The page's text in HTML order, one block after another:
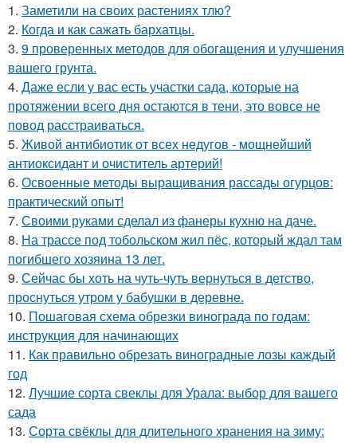
1. Заметили на своих растениях тлю?
2. Когда и как сажать бархатцы.
3. 9 проверенных методов для обогащения и улучшения
вашего грунта.
4. Даже если у вас есть участки сада, которые на
протяжении всего дня остаются в тени, это вовсе не
повод расстраиваться.
5. Живой антибиотик от всех недугов - мощнейший
антиоксидант и очиститель артерий!
6. Освоенные методы выращивания рассады огурцов:
практический опыт!
7. Своими руками сделал из фанеры кухню на даче.
8. На трассе под тобольском жил пёс, который ждал там
погибшего хозяина 13 лет.
9. Сейчас бы хоть на чуть-чуть вернуться в детство,
проснуться утром у бабушки в деревне.
10. Пошаговая схема обрезки винограда по годам:
инструкция для начинающих
11. Как правильно обрезать виноградные лозы каждый
год
12. Лучшие сорта свеклы для Урала: выбор для вашего
сада
13. Сорта свёклы для длительного хранения на зиму: